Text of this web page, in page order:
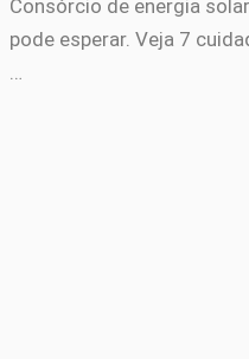
Consórcio de energia
pode esperar. Veja 7
…